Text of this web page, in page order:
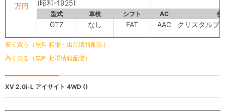
万円 (昭和-1925)
型式 車検 シフト AC 色
GT7 なし FAT AAC クリスタルブ
安く買う（無料 相場・出品情報配信）
高く売る（無料 相場情報配信）
XV 2.0i-L アイサイト 4WD ()